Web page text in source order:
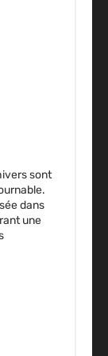
sont
dans
une